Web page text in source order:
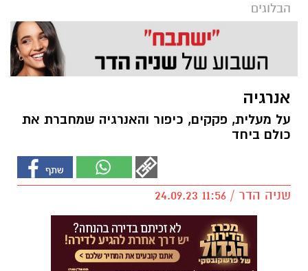
הבלוגים
אנרגיה
על מעלית, פקקים, כיפור והאנרגיה שמחברת את
כולם ביחד
שניה הדר / 11:56 24.09.23